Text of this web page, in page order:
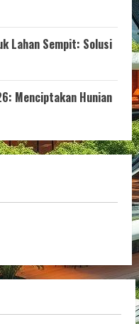
Lahan Sempit: Solusi
Menciptakan Hunian